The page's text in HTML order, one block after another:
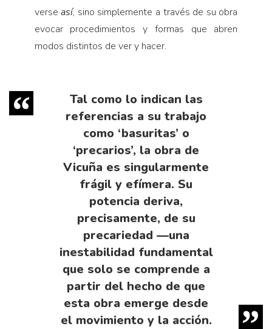
verseasí, sino simplemente a través de su obra
evocar procedimientos y formas que abren
modos distintos de ver y hacer.
Tal como lo indican las
referencias a su trabajo
como ‘basuritas’ o
‘precarios’, la obra de
Vicuña es singularmente
frágil y efímera. Su
potencia deriva,
precisamente, de su
precariedad —una
inestabilidad fundamental
que solo se comprende a
partir del hecho de que
esta obra emerge desde
el movimiento y la acción.